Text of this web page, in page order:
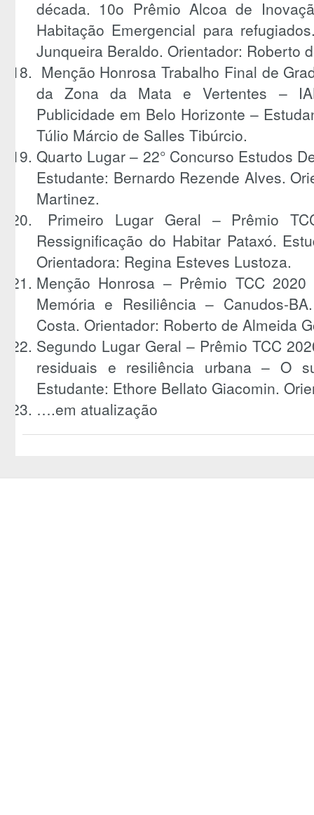
década. 10o Prêmio Alcoa de
Habitação Emergencial para
Junqueira Beraldo. Orientador: Roberto
Menção Honrosa Trabalho Final de
da Zona da Mata e Vertentes –
Publicidade em Belo Horizonte –
Túlio Márcio de Salles Tibúrcio.
Quarto Lugar – 22° Concurso Estudos
Estudante: Bernardo Rezende Alves.
Martinez.
Primeiro Lugar Geral – Prêmio
Ressignificação do Habitar Pataxó.
Orientadora: Regina Esteves Lustoza.
Menção Honrosa – Prêmio TCC 2020
Memória e Resiliência – Canudos-
Costa. Orientador: Roberto de Almeida
Segundo Lugar Geral – Prêmio TCC
residuais e resiliência urbana – O
Estudante: Ethore Bellato Giacomin.
….em atualização